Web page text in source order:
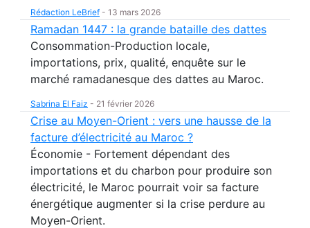
Rédaction LeBrief - 13 mars 2026
Ramadan 1447 : la grande bataille des dattes
Consommation-Production locale,
importations, prix, qualité, enquête sur le
marché ramadanesque des dattes au Maroc.
Sabrina El Faiz - 21 février 2026
Crise au Moyen-Orient : vers une hausse de la
facture d’électricité au Maroc ?
Économie - Fortement dépendant des
importations et du charbon pour produire son
électricité, le Maroc pourrait voir sa facture
énergétique augmenter si la crise perdure au
Moyen-Orient.